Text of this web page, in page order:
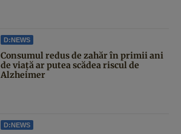
D:NEWS
Consumul redus de zahăr în primii ani
de viață ar putea scădea riscul de
Alzheimer
D:NEWS